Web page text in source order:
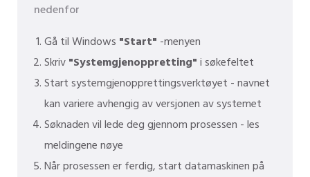
nedenfor
Gå til Windows "Start" -menyen
Skriv"Systemgjenoppretting"i søkefeltet
Start systemgjenopprettingsverktøyet - navnet
kan variere avhengig av versjonen av systemet
Søknaden vil lede deg gjennom prosessen - les
meldingene nøye
Når prosessen er ferdig, start datamaskinen på